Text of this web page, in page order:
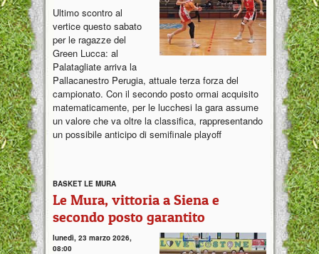
Ultimo scontro al
vertice questo sabato
per le ragazze del
Green Lucca: al
Palatagliate arriva la
Pallacanestro Perugia, attuale terza forza del
campionato. Con il secondo posto ormai acquisito
matematicamente, per le lucchesi la gara assume
un valore che va oltre la classifica, rappresentando
un possibile anticipo di semifinale playoff
BASKET LE MURA
Le Mura, vittoria a Siena e
secondo posto garantito
lunedì, 23 marzo 2026,
08:00